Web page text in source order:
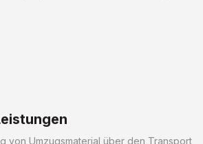
von Umzugsmaterial über den Transport